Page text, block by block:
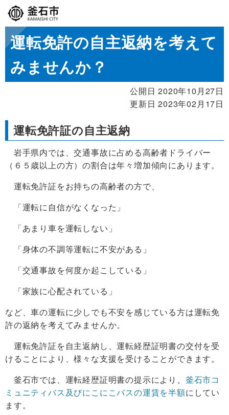
運転免許の自主返納を考えて
みませんか？
公開日 2020年10月27日
更新日 2023年02月17日
運転免許証の自主返納
岩手県内では、交通事故に占める高齢者ドライバー
（６５歳以上の方）の割合は年々増加傾向にあります。
運転免許証をお持ちの高齢者の方で、
「運転に自信がなくなった」
「あまり車を運転しない」
「身体の不調等運転に不安がある」
「交通事故を何度か起こしている」
「家族に心配されている」
など、車の運転に少しでも不安を感じている方は運転免
許の返納を考えてみませんか。
運転免許証を自主返納し、運転経歴証明書の交付を受
けることにより、様々な支援を受けることができます。
釜石市では、運転経歴証明書の提示により 、 釜石市コ
ミュニティバス及びにこにこバスの運賃を半額にしてい
ます。